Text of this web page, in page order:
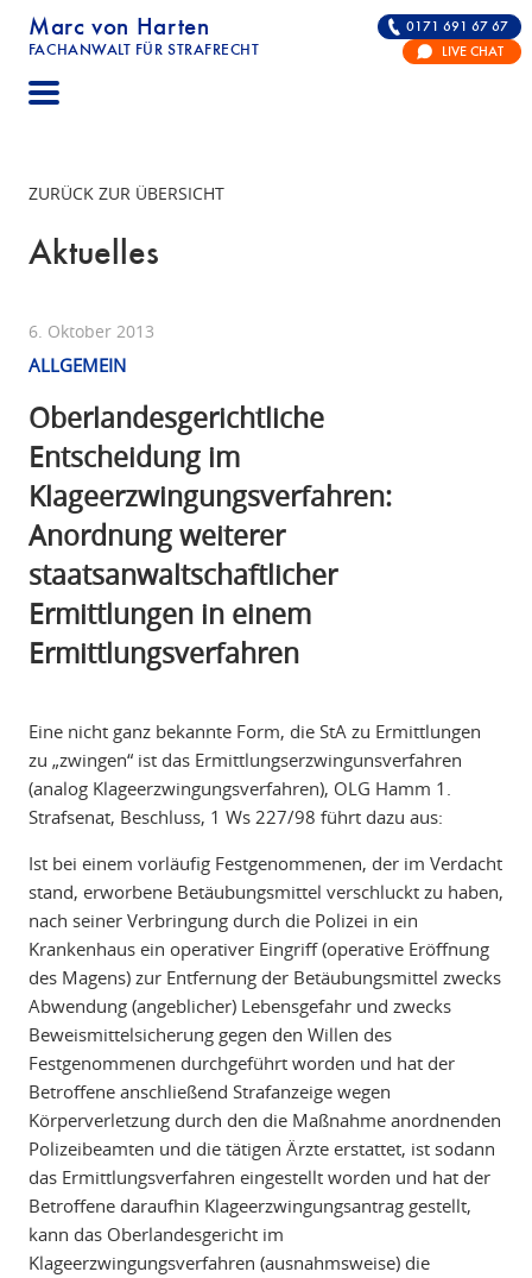
Marc von Harten
FACHANWALT FÜR STRAFRECHT
STRAFRECHT | RECHTSANWALT FÜR DIE
0171 691 67 67
LIVE CHAT
ZURÜCK ZUR ÜBERSICHT
Aktuelles
6. Oktober 2013
ALLGEMEIN
Oberlandesgerichtliche
Entscheidung im
Klageerzwingungsverfahren:
Anordnung weiterer
staatsanwaltschaftlicher
Ermittlungen in einem
Ermittlungsverfahren
Eine nicht ganz bekannte Form, die StA zu Ermittlungen
zu „zwingen“ ist das Ermittlungserzwingunsverfahren
(analog Klageerzwingungsverfahren), OLG Hamm 1.
Strafsenat, Beschluss, 1 Ws 227/98 führt dazu aus:
Ist bei einem vorläufig Festgenommenen, der im Verdacht
stand, erworbene Betäubungsmittel verschluckt zu haben,
nach seiner Verbringung durch die Polizei in ein
Krankenhaus ein operativer Eingriff (operative Eröffnung
des Magens) zur Entfernung der Betäubungsmittel zwecks
Abwendung (angeblicher) Lebensgefahr und zwecks
Beweismittelsicherung gegen den Willen des
Festgenommenen durchgeführt worden und hat der
Betroffene anschließend Strafanzeige wegen
Körperverletzung durch den die Maßnahme anordnenden
Polizeibeamten und die tätigen Ärzte erstattet, ist sodann
das Ermittlungsverfahren eingestellt worden und hat der
Betroffene daraufhin Klageerzwingungsantrag gestellt,
kann das Oberlandesgericht im
Klageerzwingungsverfahren (ausnahmsweise) die